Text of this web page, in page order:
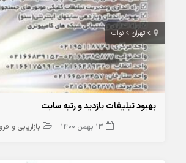
تهران نواب
بهبود تبلیغات بازدید و رتبه سایت
13 بهمن 1400 بازاریابی و